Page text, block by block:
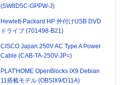
(SW8D5C-GPPW-J)
Hewlett-Packard HP 外付けUSB DVD
ドライブ (701498-B21)
CISCO Japan 250V AC Type A Power
Cable (CAB-TA-250V-JP=)
PLAT'HOME OpenBlocks IX9 Debian
11搭載モデル (OBSIX9/D11A)